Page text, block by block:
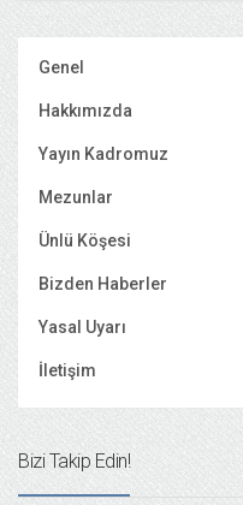
Genel
Hakkımızda
Yayın Kadromuz
Mezunlar
Ünlü Köşesi
Bizden Haberler
Yasal Uyarı
İletişim
Bizi Takip Edin!